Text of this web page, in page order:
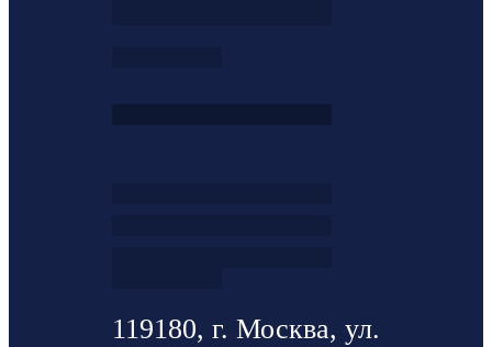
119180, г. Москва, ул.